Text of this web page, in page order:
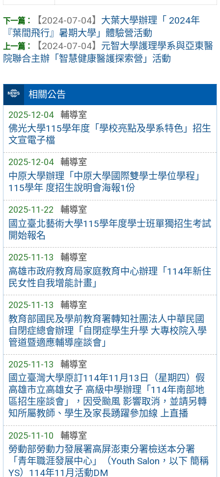
相關公告
2025-12-04 輔導室
佛光大學115學年度「學校亮點及學系特色」招生
文宣電子檔
2025-12-04 輔導室
中原大學辦理「中原大學國際雙學士學位學程」
115學年 度招生說明會海報1份
2025-11-22 輔導室
國立臺北藝術大學115學年度學士班單獨招生考試
開始報名
2025-11-13 輔導室
高雄市政府教育局家庭教育中心辦理「114年新住
民女性自我增能計畫」
2025-11-13 輔導室
教育部國民及學前教育署轉知社團法人中華民國
自閉症總會辦理「自閉症學生升學 大專校院入學
管道暨適應輔導座談會」
2025-11-13 輔導室
國立臺灣大學原訂114年11月13日（星期四）假
高雄市立高雄女子 高級中學辦理「114年南部地
區招生座談會」，因受颱風 影響取消，並請另轉
知所屬教師、學生及家長踴躍參加線 上直播
2025-11-10 輔導室
勞動部勞動力發展署高屏澎東分署檢送本分署
「青年職涯發展中心」（Youth Salon，以下 簡稱
YS）114年11月活動DM
【2024-07-04】 大葉大學辦理「 2024年
『葉間飛行』暑期大學」體驗營活動
【2024-07-04】 元智大學護理學系與亞東醫
院聯合主辦「智慧健康醫護探索營」活動